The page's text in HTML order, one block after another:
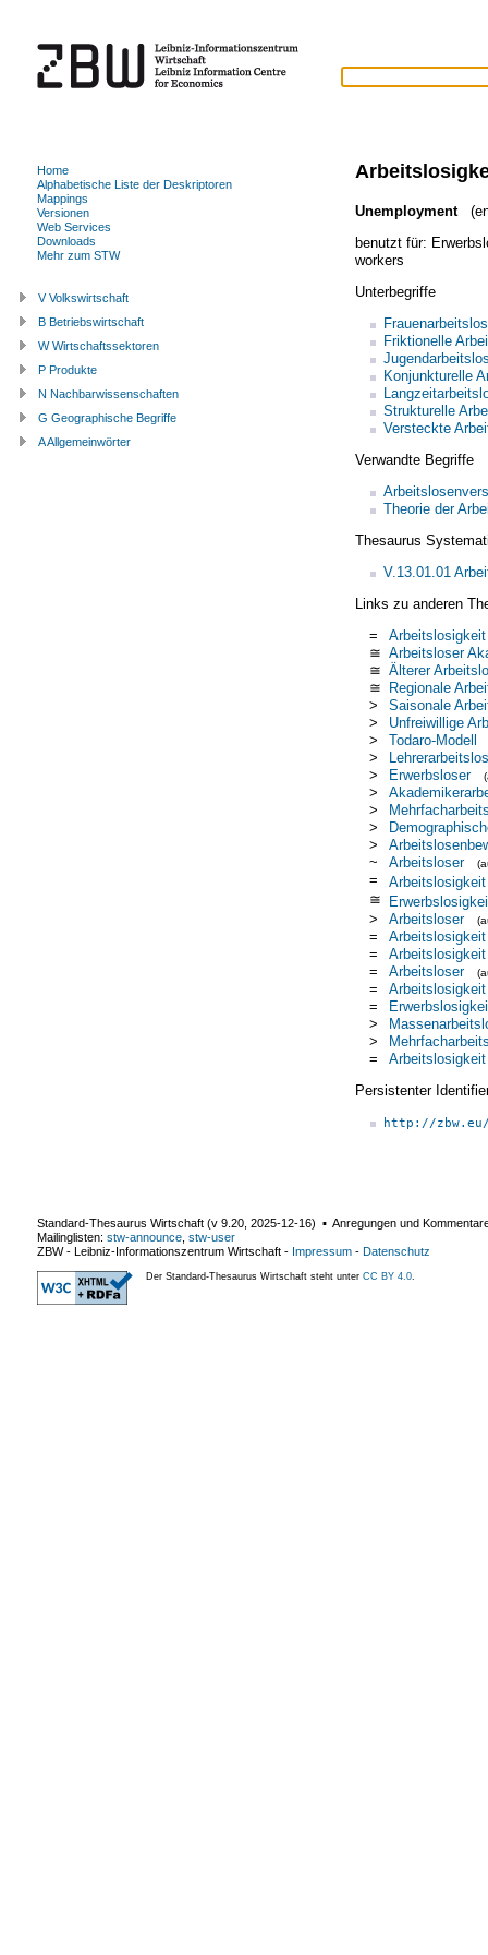
Unemployment
benutzt für:
workers
Unterbegriffe
Friktionelle
Konjunkturelle
Strukturelle
Versteckte
Verwandte Begriffe
Theorie der
Thesaurus
V.13.01.01
Links zu anderen
=
Arbeitslosigkeit
≅ Arbeitsloser
≅ Älterer
≅ Regionale
>
Saisonale
>
Unfreiwillige
>
Todaro-Modell
>
>
Erwerbsloser
>
>
>
>
~
Arbeitsloser
=
Arbeitslosigkeit
≅
>
Arbeitsloser
=
Arbeitslosigkeit
=
Arbeitslosigkeit
=
Arbeitsloser
=
Arbeitslosigkeit
=
>
>
=
Arbeitslosigkeit
Persistenter
http://
Home
Alphabetische Liste der Deskriptoren
Mappings
Versionen
Web Services
Downloads
Mehr zum STW
V Volkswirtschaft
B Betriebswirtschaft
W Wirtschaftssektoren
P Produkte
N Nachbarwissenschaften
G Geographische Begriffe
A Allgemeinwörter
Standard-Thesaurus Wirtschaft (v 9.20 2025-12-16) ▪ Anregungen und
Mailinglisten: stw-announce stw-user
ZBW - Leibniz-Informationszentrum Wirtschaft - Impressum - Datenschutz
Der Standard-Thesaurus Wirtschaft steht unter CC BY 4.0